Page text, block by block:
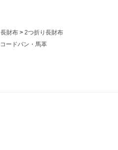
長財布
2つ折り長財布
コードバン・馬革